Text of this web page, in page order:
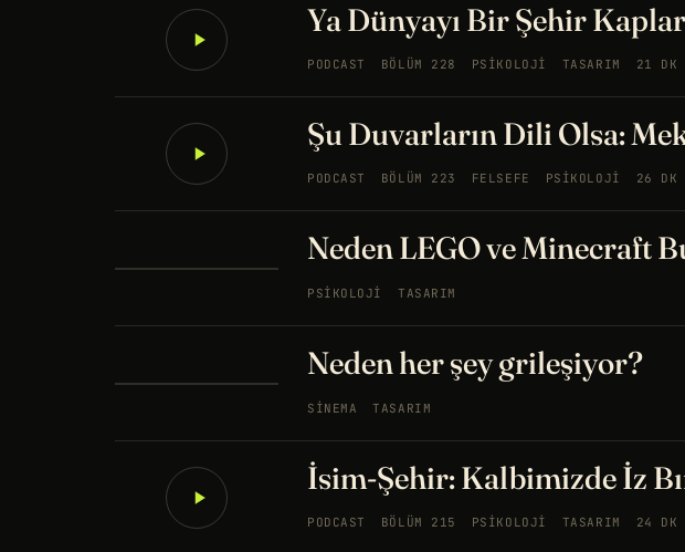
Ya Dünyayı Bir Şehir
PODCAST BÖLÜM 228 PSIKOLOJI TASARIM 21 DK
Şu Duvarların Dili Olsa:
PODCAST BÖLÜM 223 FELSEFE PSIKOLOJI 26 DK
Neden LEGO ve Minecraft
PSIKOLOJI TASARIM
Neden her şey grileşiyor?
SINEMA TASARIM
İsim-Şehir: Kalbimizde İz
PODCAST BÖLÜM 215 PSIKOLOJI TASARIM 24 DK